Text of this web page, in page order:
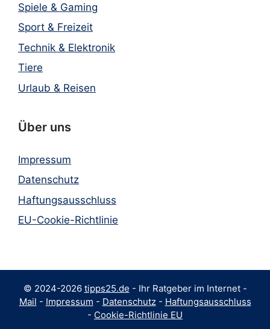
Spiele & Gaming
Sport & Freizeit
Technik & Elektronik
Tiere
Urlaub & Reisen
Über uns
Impressum
Datenschutz
Haftungsausschluss
EU-Cookie-Richtlinie
© 2024-2026 tipps25.de - Ihr Ratgeber im Internet -
Mail - Impressum - Datenschutz- Haftungsausschluss
- Cookie-Richtlinie EU